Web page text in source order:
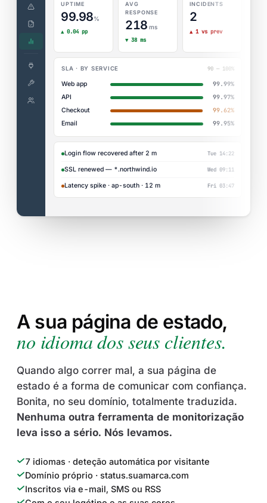
UPTIME
99.98%
▲ 0.04 pp
AVG
RESPONSE
218 ms
▼ 38 ms
INCIDENTS
2
▲ 1 vs prev
SLA · BY SERVICE 90 — 100%
Web app
99.99%
API
99.97%
Checkout
99.62%
Email
99.95%
Login flow recovered after 2 m Tue 14:22
SSL renewed — *.northwind.io Wed 09:11
Latency spike · ap-south · 12 m Fri 03:47
A sua página de estado,
no idioma dos seus clientes.
Quando algo correr mal, a sua página de
estado é a forma de comunicar com confiança.
Bonita, no seu domínio, totalmente traduzida.
Nenhuma outra ferramenta de monitorização
leva isso a sério. Nós levamos.
7 idiomas · deteção automática por visitante
Domínio próprio · status.suamarca.com
Inscritos via e-mail, SMS ou RSS